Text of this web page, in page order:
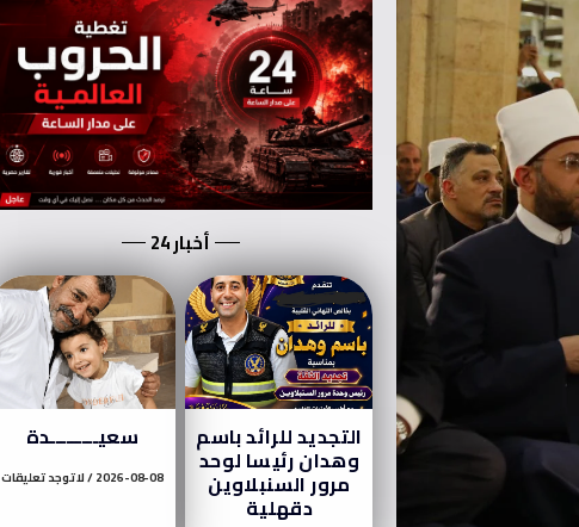
أخبار 24
التجديد للرائد باسم
وهدان رئيسا لوحد
مرور السنبلاوين
دقهلية
سعيـــــــــدة
2026-08-08 لا توجد تعليقات